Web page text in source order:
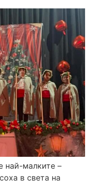
най-малките –
в света на